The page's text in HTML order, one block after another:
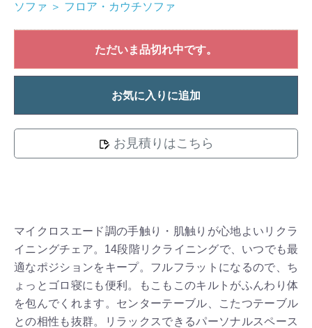
ソファ ＞ フロア・カウチソファ
ただいま品切れ中です。
お気に入りに追加
お見積りはこちら
マイクロスエード調の手触り・肌触りが心地よいリクラ
イニングチェア。14段階リクライニングで、いつでも最
適なポジションをキープ。フルフラットになるので、ち
ょっとゴロ寝にも便利。もこもこのキルトがふんわり体
を包んでくれます。センターテーブル、こたつテーブル
との相性も抜群。リラックスできるパーソナルスペース